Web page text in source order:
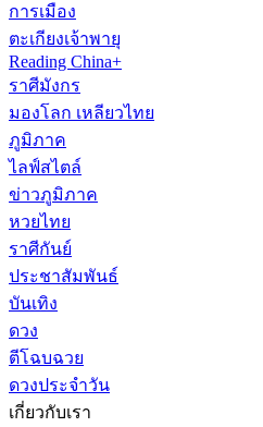
การเมือง
ตะเกียงเจ้าพายุ
Reading China+
ราศีมังกร
มองโลก เหลียวไทย
ภูมิภาค
ไลฟ์สไตล์
ข่าวภูมิภาค
หวยไทย
ราศีกันย์
ประชาสัมพันธ์
บันเทิง
ดวง
ตีโฉบฉวย
ดวงประจำวัน
เกี่ยวกับเรา